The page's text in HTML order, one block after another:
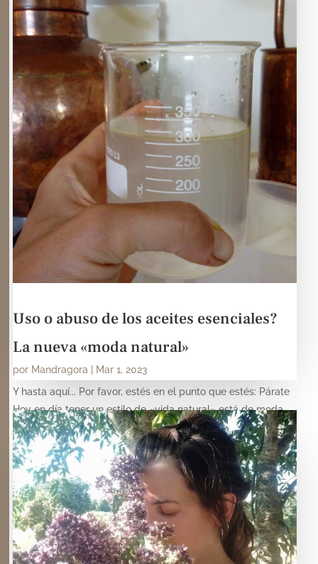
Uso o abuso de los aceites esenciales?
La nueva «moda natural»
por Mandragora
Mar 1, 2023
Y hasta aquí... Por favor, estés en el punto que estés: Párate
Hoy en día tener un estilo de «vida natural» está de moda.
Una nueva moda que sigue destruyendo el planeta y sigue
afectando negativamente nuestra salud. Un «mas de lo
mismo» para vender cosas nuevas, para...